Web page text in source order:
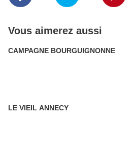
Vous aimerez aussi
CAMPAGNE BOURGUIGNONNE
LE VIEIL ANNECY